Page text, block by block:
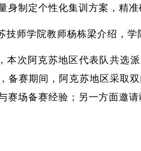
身制定个性化集训方案，精准
技师学院教师杨栋梁介绍，
本次阿克苏地区代表队共选
备赛期间，阿克苏地区采取
赛场备赛经验；另一方面邀